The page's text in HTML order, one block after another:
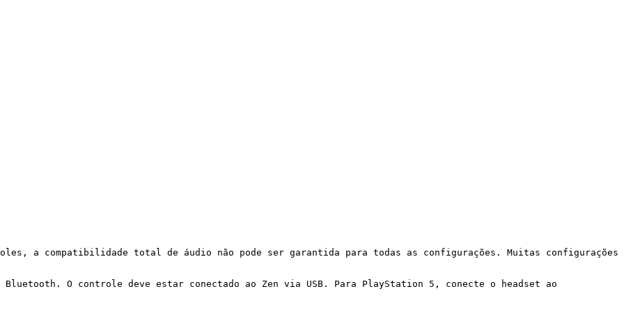
a compatibilidade total de áudio não pode ser garantida para todas as configurações. Muitas configurações
O controle deve estar conectado ao Zen via USB. Para PlayStation 5, conecte o headset ao